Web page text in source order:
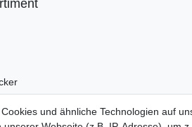
und ähnliche Technologien auf